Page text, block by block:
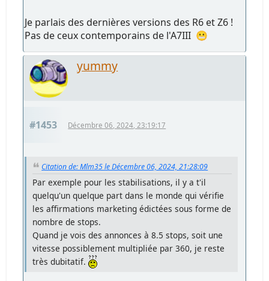
Je parlais des dernières versions des R6 et Z6 !
Pas de ceux contemporains de l'A7III 😬
yummy
#1453 Décembre 06, 2024, 23:19:17
Citation de: Mlm35 le Décembre 06, 2024, 21:28:09
Par exemple pour les stabilisations, il y a t'il
quelqu'un quelque part dans le monde qui vérifie
les affirmations marketing édictées sous forme de
nombre de stops.
Quand je vois des annonces à 8.5 stops, soit une
vitesse possiblement multipliée par 360, je reste
très dubitatif.